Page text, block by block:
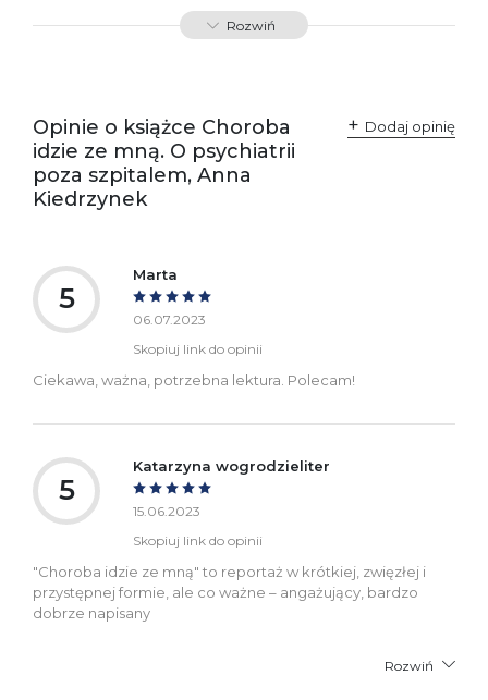
Producent / Osoby
odpowiedzialne za
Wydawnictwo Poznańskie
Sp. z o.o.
+48 61 623 38 38
Ostrzeżenia oraz
informacje dotyczące
bezpieczeństwa:
Załącznik PDF
Rozwiń
Opinie o książce Choroba
idzie ze mną. O psychiatrii
poza szpitalem, Anna
Kiedrzynek
Dodaj opinię
5
Marta
06.07.2023
Skopiuj link do opinii
Ciekawa, ważna, potrzebna lektura. Polecam!
5
Katarzyna wogrodzieliter
15.06.2023
Skopiuj link do opinii
"Choroba idzie ze mną" to reportaż w krótkiej, zwięzłej i
przystępnej formie, ale co ważne – angażujący, bardzo
dobrze napisany
Rozwiń